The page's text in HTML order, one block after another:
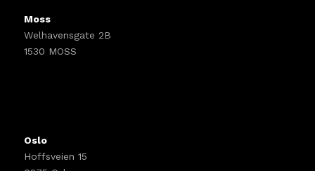
Moss
Welhavensgate 2B
1530 MOSS
Oslo
Hoffsveien 15